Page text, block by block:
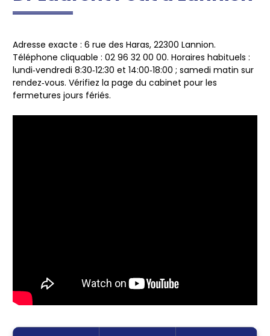
Adresse exacte : 6 rue des Haras, 22300 Lannion.
Téléphone cliquable : 02 96 32 00 00. Horaires habituels :
lundi‑vendredi 8:30‑12:30 et 14:00‑18:00 ; samedi matin sur
rendez‑vous. Vérifiez la page du cabinet pour les
fermetures jours fériés.